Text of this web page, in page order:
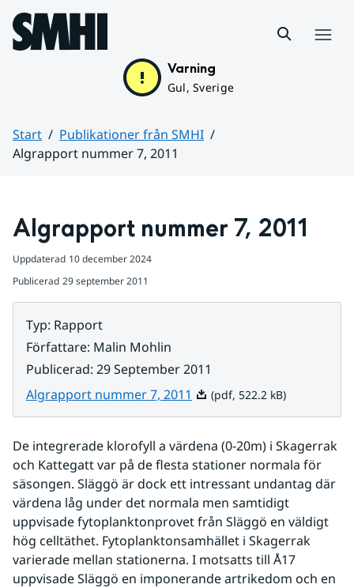
Hoppa till sidans innehåll
Varning
Gul, Sverige
Start
Publikationer från SMHI
Algrapport nummer 7, 2011
Algrapport nummer 7, 2011
Uppdaterad 10 december 2024
Publicerad 29 september 2011
Typ: Rapport
Författare: Malin Mohlin
Publicerad: 29 September 2011
Algrapport nummer 7, 2011 Pdf, 522.2 kB.
(pdf, 522.2 kB)
De integrerade klorofyll a värdena (0-20m) i Skagerrak
och Kattegatt var på de flesta stationer normala för
säsongen. Släggö är dock ett intressant undantag där
värdena låg under det normala men samtidigt
uppvisade fytoplanktonprovet från Släggö en väldigt
hög celltäthet. Fytoplanktonsamhället i Skagerrak
varierade mellan stationerna. I motsatts till Å17
uppvisade Släggö en imponerande artrikedom och en